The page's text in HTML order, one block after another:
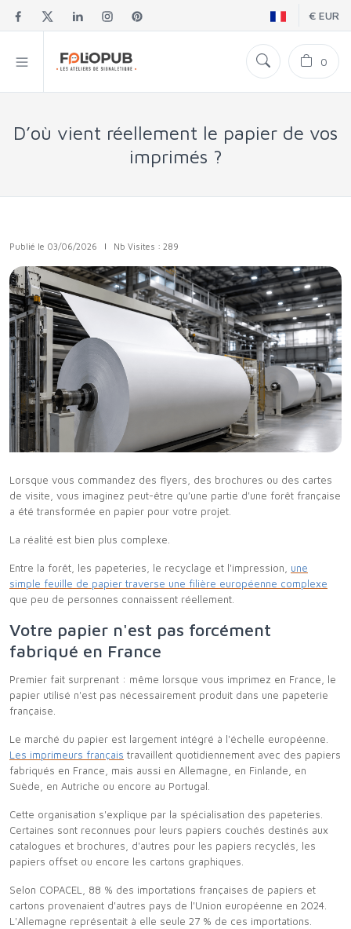
€ EUR
0
D’où vient réellement le papier de vos
imprimés ?
Publié le 03/06/2026 | Nb Visites : 289
Lorsque vous commandez des flyers, des brochures ou des cartes
de visite, vous imaginez peut-être qu'une partie d'une forêt française
a été transformée en papier pour votre projet.
La réalité est bien plus complexe.
Entre la forêt, les papeteries, le recyclage et l'impression, une
simple feuille de papier traverse une filière européenne complexe
que peu de personnes connaissent réellement.
Votre papier n'est pas forcément
fabriqué en France
Premier fait surprenant : même lorsque vous imprimez en France, le
papier utilisé n'est pas nécessairement produit dans une papeterie
française.
Le marché du papier est largement intégré à l'échelle européenne.
Les imprimeurs français travaillent quotidiennement avec des papiers
fabriqués en France, mais aussi en Allemagne, en Finlande, en
Suède, en Autriche ou encore au Portugal.
Cette organisation s'explique par la spécialisation des papeteries.
Certaines sont reconnues pour leurs papiers couchés destinés aux
catalogues et brochures, d'autres pour les papiers recyclés, les
papiers offset ou encore les cartons graphiques.
Selon COPACEL, 88 % des importations françaises de papiers et
cartons provenaient d'autres pays de l'Union européenne en 2024.
L'Allemagne représentait à elle seule 27 % de ces importations.